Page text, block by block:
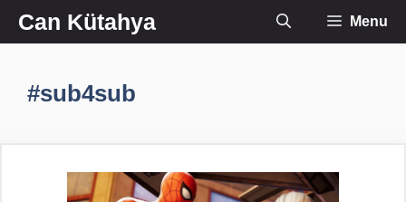
İçeriğe
atlaCan Kütahya Menu
#sub4sub